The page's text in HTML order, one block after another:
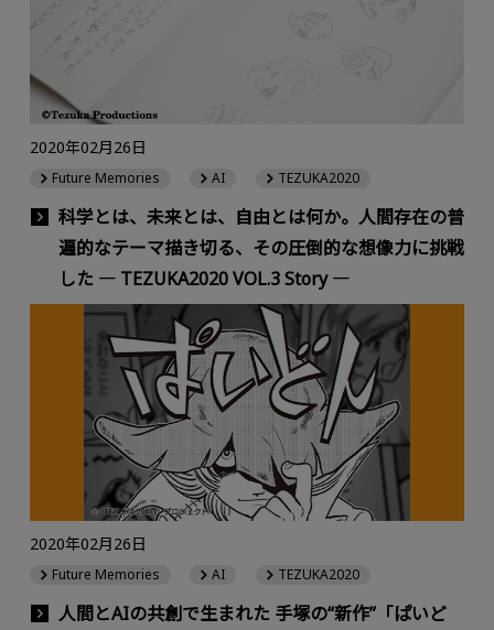
科学とは、未来とは、自由とは何か。人間存在の普
遍的なテーマ描き切る、その圧倒的な想像力に挑戦
した ― TEZUKA2020 VOL.3 Story ―
2020年02月26日
Future Memories AI TEZUKA2020
人間とAIの共創で生まれた 手塚の“新作”「ぱいど
2020年02月26日
Future Memories AI TEZUKA2020